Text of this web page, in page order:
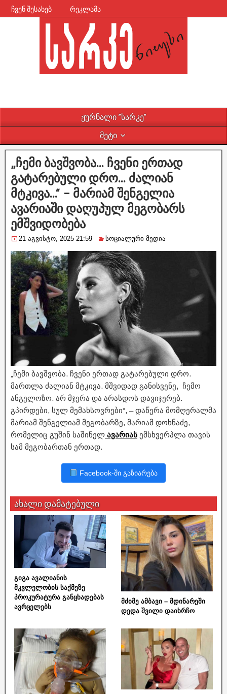
ჩვენ შესახებ რეკლამა
ჟურნალი ”სარკე”
მეტი
„ჩემი ბავშვობა… ჩვენი ერთად
გატარებული დრო… ძალიან
მტკივა…“ – მარიამ შენგელია
ავარიაში დაღუპულ მეგობარს
ემშვიდობება
21 აგვისტო, 2025 21:59 სოციალური მედია
„ჩემი ბავშვობა. ჩვენი ერთად გატარებული დრო.
მართლა ძალიან მტკივა. მშვიდად განისვენე, ჩემო
ანგელოზო. არ მჯერა და არასდოს დავიჯერებ.
გპირდები, სულ მემახსოვრები“, – დაწერა მომღერალმა
მარიამ შენგელიამ მეგობარზე, მარიამ დოხნაძე,
რომელიც გუშინ საშინელ ავარიას ემსხვერპლა თავის
სამ მეგობართან ერთად.
Facebook-ში გაზიარება
ახალი დამატებული
გიგა ავალიანის
მკვლელობის საქმეზე
პროკურატურა განცხადებას
ავრცელებს
მძიმე ამბავი – მდინარეში
დედა შვილი დაიხრჩო